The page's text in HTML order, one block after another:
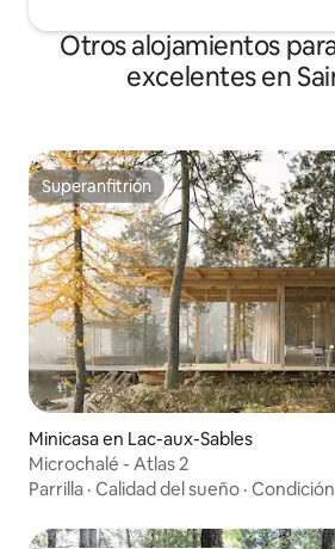
Otros alojamientos
excelentes en
Superanfitrión
Superanfitrión
Minicasa en Lac-aux-Sables
Microchalé - Atlas 2
Parrilla · Calidad del sueño · Condición